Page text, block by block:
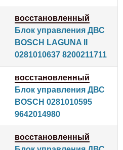
восстановленный
Блок управления ДВС
BOSCH LAGUNA II
0281010637 8200211711
восстановленный
Блок управления ДВС
BOSCH 0281010595
9642014980
восстановленный